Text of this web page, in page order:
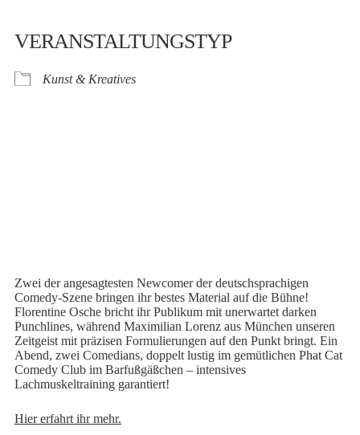
VERANSTALTUNGSTYP
Kunst & Kreatives
Zwei der angesagtesten Newcomer der deutschsprachigen
Comedy-Szene bringen ihr bestes Material auf die Bühne!
Florentine Osche bricht ihr Publikum mit unerwartet darken
Punchlines, während Maximilian Lorenz aus München unseren
Zeitgeist mit präzisen Formulierungen auf den Punkt bringt. Ein
Abend, zwei Comedians, doppelt lustig im gemütlichen Phat Cat
Comedy Club im Barfußgäßchen – intensives
Lachmuskeltraining garantiert!
Hier erfahrt ihr mehr.